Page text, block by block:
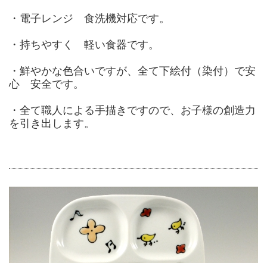
・電子レンジ 食洗機対応です。
・持ちやすく 軽い食器です。
・鮮やかな色合いですが、全て下絵付（染付）で安
心 安全です。
・全て職人による手描きですので、お子様の創造力
を引き出します。